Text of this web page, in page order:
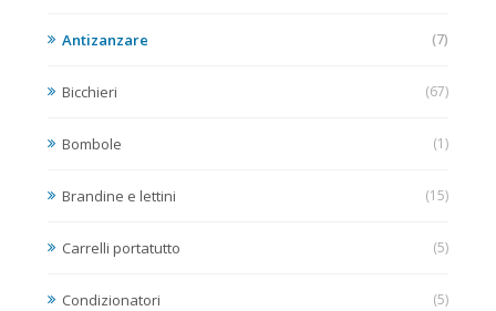
Antizanzare (7)
Bicchieri (67)
Bombole (1)
Brandine e lettini (15)
Carrelli portatutto (5)
Condizionatori (5)